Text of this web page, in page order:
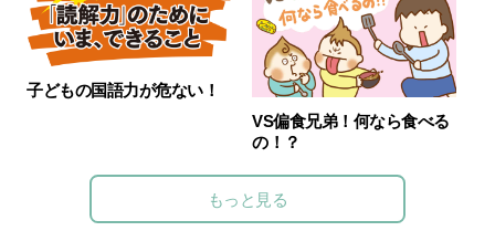
子どもの国語力が危ない！
VS偏食兄弟！何なら食べる
の！？
もっと見る